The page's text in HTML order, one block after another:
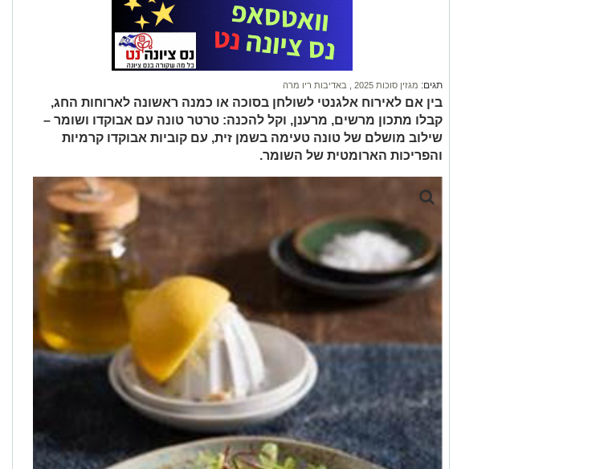
תגים: מגזין סוכות 2025 באדיבות ריו מרה
בין אם לאירוח אלגנטי לשולחן בסוכה או כמנה ראשונה לארוחות החג,
קבלו מתכון מרשים, מרענן, וקל להכנה: טרטר טונה עם אבוקדו ושומר –
שילוב מושלם של טונה טעימה בשמן זית, עם קוביות אבוקדו קרמיות
והפריכות הארומטית של השומר.